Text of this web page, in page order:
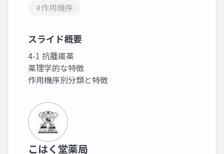
#作用機序
スライド概要
4-1 抗腫瘍薬
薬理学的な特徴
作用機序別分類と特徴
こはく堂薬局